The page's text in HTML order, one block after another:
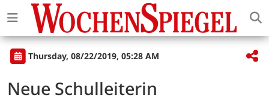
Thursday, 08/22/2019, 05:28 AM
Neue Schulleiterin